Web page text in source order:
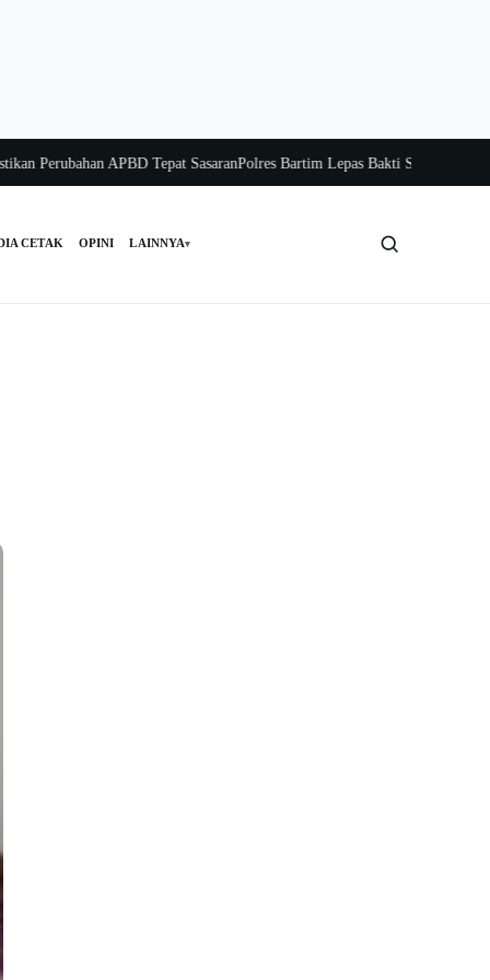
APBD Tepat SasaranPolres Bartim Lepas Bakti Sosial untuk Warga
CETAK OPINI LAINNYA▾